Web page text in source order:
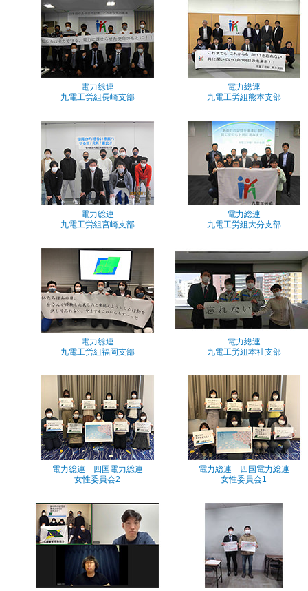
電力総連
九電工労組長崎支部
電力総連
九電工労組熊本支部
電力総連
九電工労組宮崎支部
電力総連
九電工労組大分支部
電力総連
九電工労組福岡支部
電力総連
九電工労組本社支部
電力総連 四国電力総連
女性委員会2
電力総連 四国電力総連
女性委員会1